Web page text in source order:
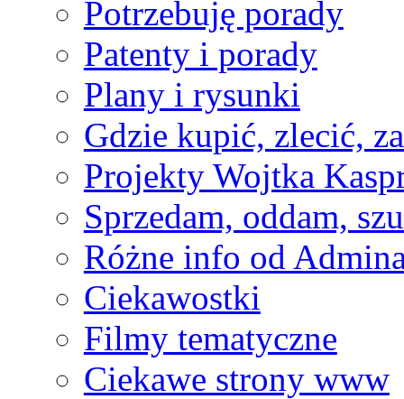
Potrzebuję porady
Patenty i porady
Plany i rysunki
Gdzie kupić, zlecić,
Projekty Wojtka
Sprzedam, oddam,
Różne info od
Ciekawostki
Filmy tematyczne
Ciekawe strony www